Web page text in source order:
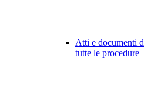
Atti e documenti
tutte le procedure